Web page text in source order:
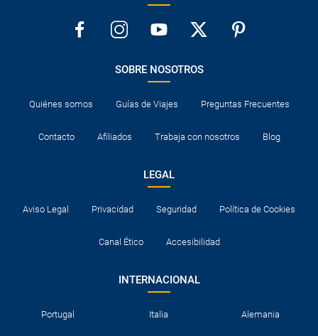
SOBRE NOSOTROS
Quiénes somos Guías de Viajes Preguntas Frecuentes
Contacto Afiliados Trabaja con nosotros Blog
LEGAL
Aviso Legal Privacidad Seguridad Política de Cookies
Canal Ético Accesibilidad
INTERNACIONAL
Portugal Italia Alemania